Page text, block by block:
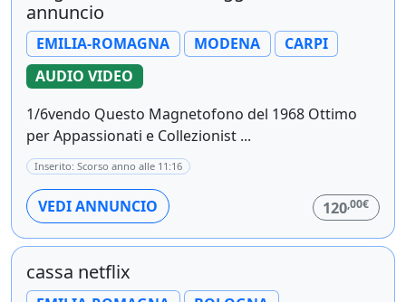
annuncio
EMILIA-ROMAGNA MODENA
CARPI
AUDIO VIDEO
1/6vendo Questo Magnetofono del 1968 Ottimo
per Appassionati e Collezionist ...
Inserito: Scorso anno alle 11:16
VEDI ANNUNCIO 120,00€
cassa netflix